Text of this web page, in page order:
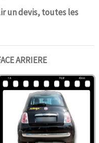
un devis, toutes les
ARRIERE